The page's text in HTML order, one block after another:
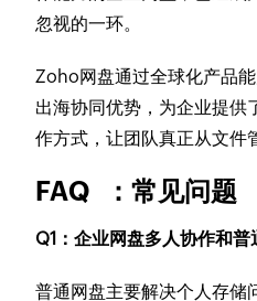
忽视的一环。
Zoho网盘通过全球化产品
出海协同优势，为企业提供
作方式，让团队真正从文件
FAQ ：常见问题
Q1：企业网盘多人协作和
普通网盘主要解决个人存储